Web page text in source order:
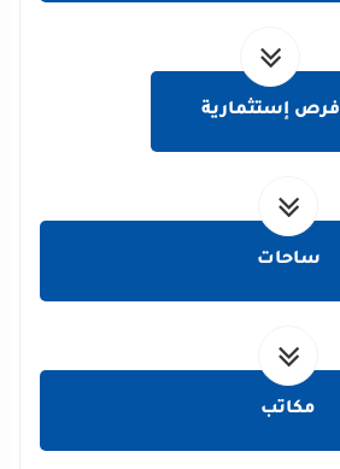
فرص إستثمارية
ساحات
مكاتب